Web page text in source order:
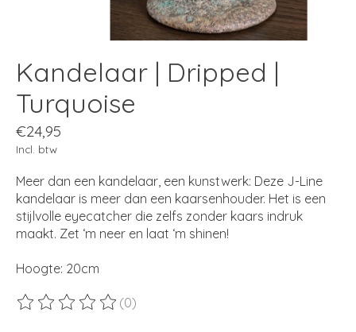
Kandelaar | Dripped |
Turquoise
€24,95
Incl. btw
Meer dan een kandelaar, een kunstwerk: Deze J-Line
kandelaar is meer dan een kaarsenhouder. Het is een
stijlvolle eyecatcher die zelfs zonder kaars indruk
maakt. Zet ‘m neer en laat ‘m shinen!
Hoogte: 20cm
De beoordeling van dit product is
(0)